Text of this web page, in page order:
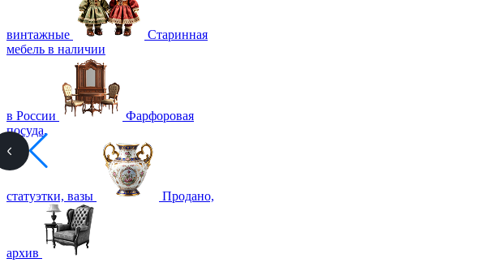
винтажные
Старинная
мебель в наличии
в России
Фарфоровая
посуда,
статуэтки, вазы Продано,
архив